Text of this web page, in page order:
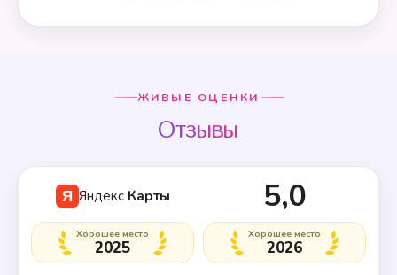
ЖИВЫЕ ОЦЕНКИ
Отзывы
Я Яндекс Карты 5,0
Хорошее место
2025
Хорошее место
2026